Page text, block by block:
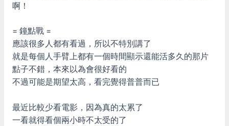
啊！
= 鐘點戰 =
應該很多人都有看過，所以不特別講了
就是每個人手臂上都有一個時間顯示還能活多久的那片
點子不錯，本來以為會很好看的
不過可能是期望太高，看完覺得普普而已
最近比較少看電影，因為真的太累了
一看就得看個兩小時不太受的了